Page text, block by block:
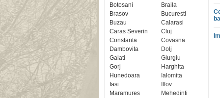
Botosani
Braila
Brasov
Bucuresti
Buzau
Calarasi
Caras Severin
Cluj
Constanta
Covasna
Dambovita
Dolj
Galati
Giurgiu
Gorj
Harghita
Hunedoara
Ialomita
Iasi
Ilfov
Maramures
Mehedinti